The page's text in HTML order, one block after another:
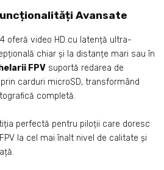
Avansate
oferă video HD cu latență ultra-
chiar și la distanțe mari sau în
FPV suportă redarea de
carduri microSD, transformând
completă.
perfectă pentru piloții care doresc
la cel mai înalt nivel de calitate și